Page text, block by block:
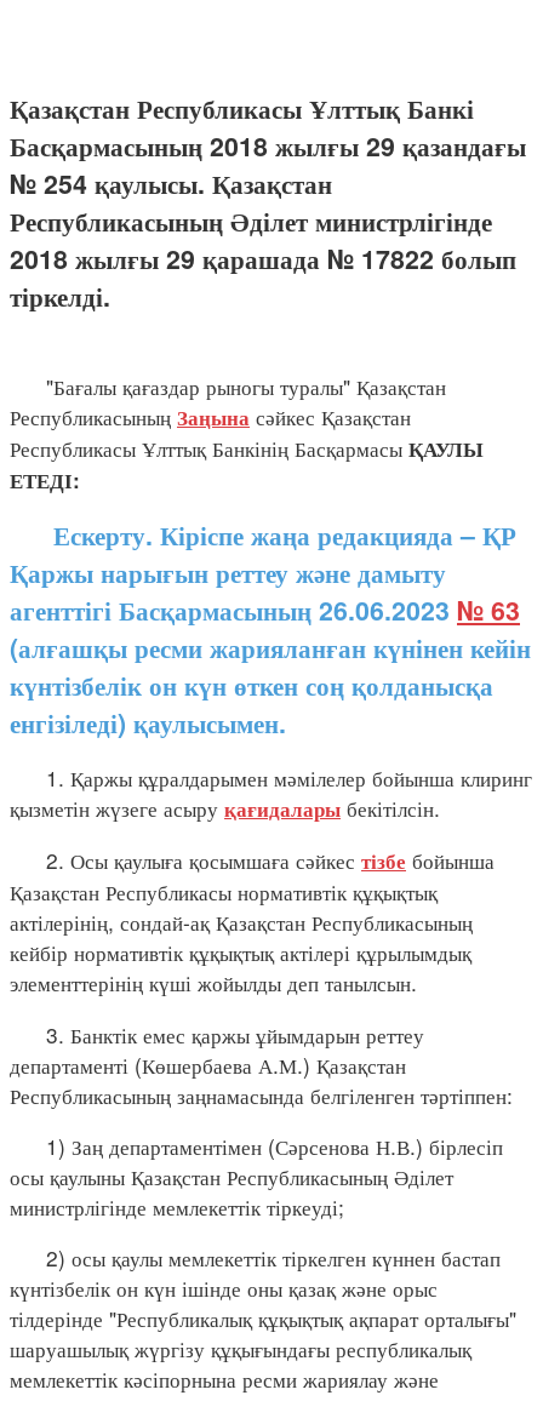
Қазақстан Республикасы Ұлттық Банкі
Басқармасының 2018 жылғы 29 қазандағы
№ 254 қаулысы. Қазақстан
Республикасының Әділет министрлігінде
2018 жылғы 29 қарашада № 17822 болып
тіркелді.
"Бағалы қағаздар рыногы туралы" Қазақстан
Республикасының Заңына сәйкес Қазақстан
Республикасы Ұлттық Банкінің Басқармасы ҚАУЛЫ
ЕТЕДІ:
Ескерту. Кіріспе жаңа редакцияда – ҚР
Қаржы нарығын реттеу және дамыту
агенттігі Басқармасының 26.06.2023 № 63
(алғашқы ресми жарияланған күнінен кейін
күнтізбелік он күн өткен соң қолданысқа
енгізіледі) қаулысымен.
1. Қаржы құралдарымен мәмілелер бойынша клиринг
қызметін жүзеге асыру қағидалары бекітілсін.
2. Осы қаулыға қосымшаға сәйкес тізбе бойынша
Қазақстан Республикасы нормативтік құқықтық
актілерінің, сондай-ақ Қазақстан Республикасының
кейбір нормативтік құқықтық актілері құрылымдық
элементтерінің күші жойылды деп танылсын.
3. Банктік емес қаржы ұйымдарын реттеу
департаменті (Көшербаева А.М.) Қазақстан
Республикасының заңнамасында белгіленген тәртіппен:
1) Заң департаментімен (Сәрсенова Н.В.) бірлесіп
осы қаулыны Қазақстан Республикасының Әділет
министрлігінде мемлекеттік тіркеуді;
2) осы қаулы мемлекеттік тіркелген күннен бастап
күнтізбелік он күн ішінде оны қазақ және орыс
тілдерінде "Республикалық құқықтық ақпарат орталығы"
шаруашылық жүргізу құқығындағы республикалық
мемлекеттік кәсіпорнына ресми жариялау және